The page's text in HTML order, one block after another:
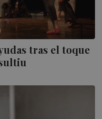
tras el toque